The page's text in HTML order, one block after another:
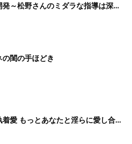
～松野さんのミダラな指導は深夜
閨の手ほどき
愛 もっとあなたと淫らに愛し合い